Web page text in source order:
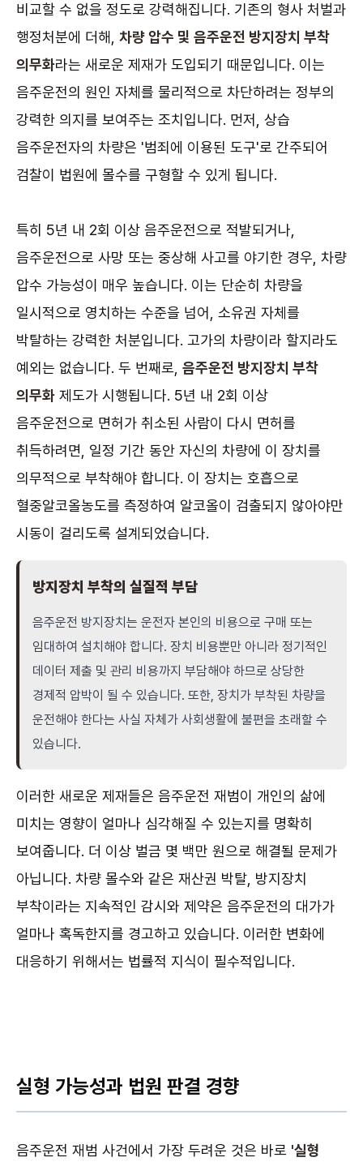
비교할 수 없을 정도로 강력해집니다. 기존의 형사 처벌과
행정처분에 더해, 차량 압수 및 음주운전 방지장치 부착
의무화라는 새로운 제재가 도입되기 때문입니다. 이는
음주운전의 원인 자체를 물리적으로 차단하려는 정부의
강력한 의지를 보여주는 조치입니다. 먼저, 상습
음주운전자의 차량은 '범죄에 이용된 도구'로 간주되어
검찰이 법원에 몰수를 구형할 수 있게 됩니다.
특히 5년 내 2회 이상 음주운전으로 적발되거나,
음주운전으로 사망 또는 중상해 사고를 야기한 경우, 차량
압수 가능성이 매우 높습니다. 이는 단순히 차량을
일시적으로 영치하는 수준을 넘어, 소유권 자체를
박탈하는 강력한 처분입니다. 고가의 차량이라 할지라도
예외는 없습니다. 두 번째로, 음주운전 방지장치 부착
의무화 제도가 시행됩니다. 5년 내 2회 이상
음주운전으로 면허가 취소된 사람이 다시 면허를
취득하려면, 일정 기간 동안 자신의 차량에 이 장치를
의무적으로 부착해야 합니다. 이 장치는 호흡으로
혈중알코올농도를 측정하여 알코올이 검출되지 않아야만
시동이 걸리도록 설계되었습니다.
방지장치 부착의 실질적 부담
음주운전 방지장치는 운전자 본인의 비용으로 구매 또는
임대하여 설치해야 합니다. 장치 비용뿐만 아니라 정기적인
데이터 제출 및 관리 비용까지 부담해야 하므로 상당한
경제적 압박이 될 수 있습니다. 또한, 장치가 부착된 차량을
운전해야 한다는 사실 자체가 사회생활에 불편을 초래할 수
있습니다.
이러한 새로운 제재들은 음주운전 재범이 개인의 삶에
미치는 영향이 얼마나 심각해질 수 있는지를 명확히
보여줍니다. 더 이상 벌금 몇 백만 원으로 해결될 문제가
아닙니다. 차량 몰수와 같은 재산권 박탈, 방지장치
부착이라는 지속적인 감시와 제약은 음주운전의 대가가
얼마나 혹독한지를 경고하고 있습니다. 이러한 변화에
대응하기 위해서는 법률적 지식이 필수적입니다.
실형 가능성과 법원 판결 경향
음주운전 재범 사건에서 가장 두려운 것은 바로 '실형